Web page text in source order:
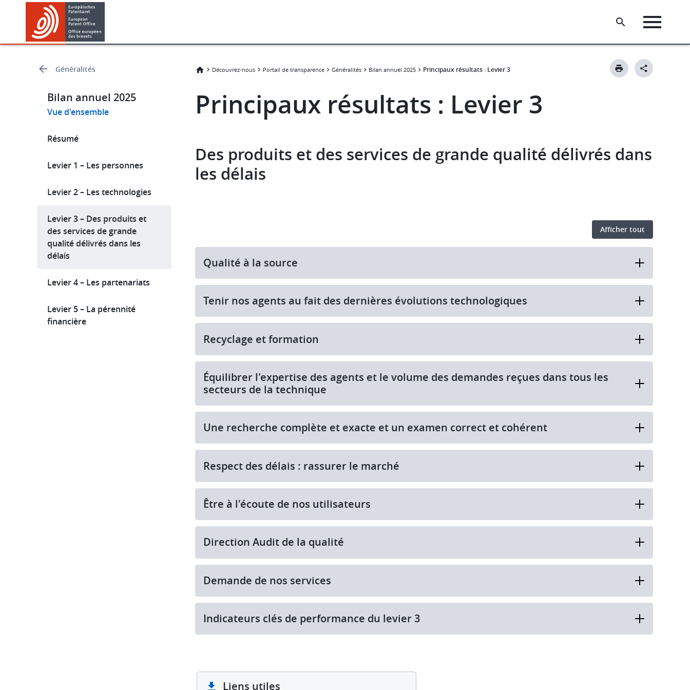
content
Généralités
Bilan annuel 2025
Vue d'ensemble
Résumé
Levier 1 – Les personnes
Levier 2 – Les technologies
Levier 3 – Des produits et
des services de grande
qualité délivrés dans les
délais
Levier 4 – Les partenariats
Levier 5 – La pérennité
financière
Découvrez-nous Portail de transparence Généralités Bilan annuel 2025 Principaux résultats : Levier 3
Principaux résultats : Levier 3
Des produits et des services de grande qualité délivrés dans
les délais
Afficher tout
Qualité à la source
Tenir nos agents au fait des dernières évolutions technologiques
Recyclage et formation
Équilibrer l'expertise des agents et le volume des demandes reçues dans tous les
secteurs de la technique
Une recherche complète et exacte et un examen correct et cohérent
Respect des délais : rassurer le marché
Être à l'écoute de nos utilisateurs
Direction Audit de la qualité
Demande de nos services
Indicateurs clés de performance du levier 3
Liens utiles